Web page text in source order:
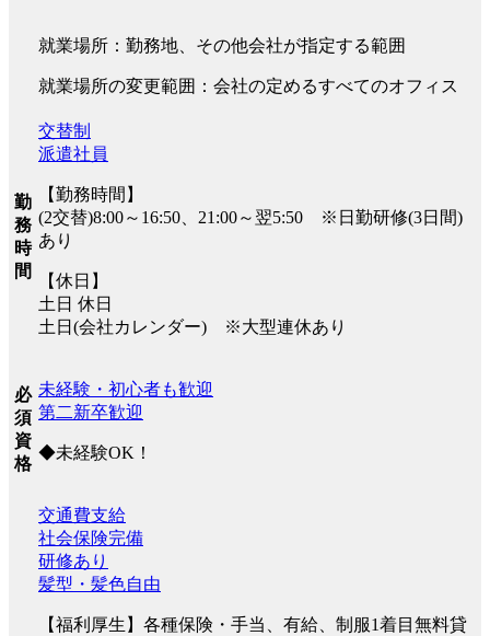
就業場所：勤務地、その他会社が指定する範囲
就業場所の変更範囲：会社の定めるすべてのオフィス
勤
務
時
間
交替制
派遣社員
【勤務時間】
(2交替)8:00～16:50、21:00～翌5:50 ※日勤研修(3日間)
あり
【休日】
土日 休日
土日(会社カレンダー) ※大型連休あり
必
須
資
格
未経験・初心者も歓迎
第二新卒歓迎
◆未経験OK！
交通費支給
社会保険完備
研修あり
髪型・髪色自由
【福利厚生】各種保険・手当、有給、制服1着目無料貸